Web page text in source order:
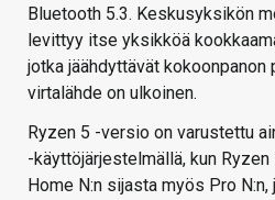
Bluetooth 5.3. Keskusyksikön
levittyy itse yksikköä
jotka jäähdyttävät
virtalähde on ulkoinen.
Ryzen 5 -versio on varustettu
-käyttöjärjestelmällä, kun
Home N:n sijasta myös Pro